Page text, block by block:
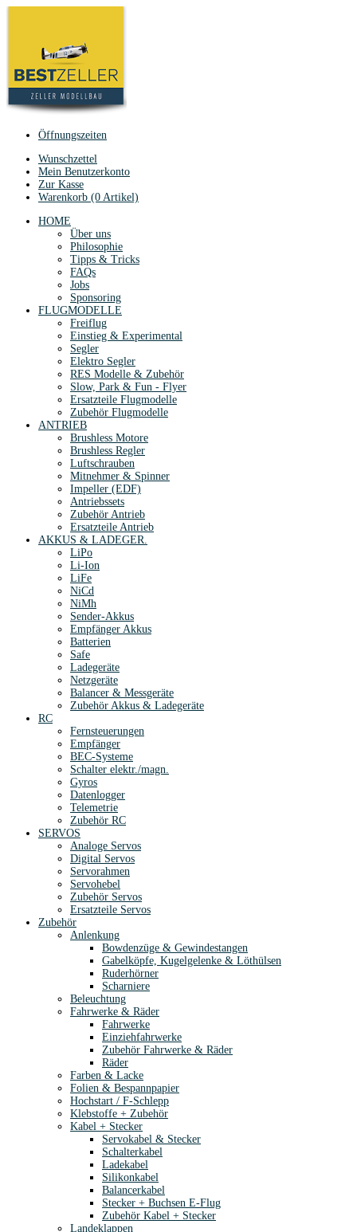
Öffnungszeiten
Wunschzettel
Mein Benutzerkonto
Zur Kasse
Warenkorb (0 Artikel)
HOME
Über uns
Philosophie
Tipps & Tricks
FAQs
Jobs
Sponsoring
FLUGMODELLE
Freiflug
Einstieg & Experimental
Segler
Elektro Segler
RES Modelle & Zubehör
Slow, Park & Fun - Flyer
Ersatzteile Flugmodelle
Zubehör Flugmodelle
ANTRIEB
Brushless Motore
Brushless Regler
Luftschrauben
Mitnehmer & Spinner
Impeller (EDF)
Antriebssets
Zubehör Antrieb
Ersatzteile Antrieb
AKKUS & LADEGER.
LiPo
Li-Ion
LiFe
NiCd
NiMh
Sender-Akkus
Empfänger Akkus
Batterien
Safe
Ladegeräte
Netzgeräte
Balancer & Messgeräte
Zubehör Akkus & Ladegeräte
RC
Fernsteuerungen
Empfänger
BEC-Systeme
Schalter elektr./magn.
Gyros
Datenlogger
Telemetrie
Zubehör RC
SERVOS
Analoge Servos
Digital Servos
Servorahmen
Servohebel
Zubehör Servos
Ersatzteile Servos
Zubehör
Anlenkung
Bowdenzüge & Gewindestangen
Gabelköpfe, Kugelgelenke & Löthülsen
Ruderhörner
Scharniere
Beleuchtung
Fahrwerke & Räder
Fahrwerke
Einziehfahrwerke
Zubehör Fahrwerke & Räder
Räder
Farben & Lacke
Folien & Bespannpapier
Hochstart / F-Schlepp
Klebstoffe + Zubehör
Kabel + Stecker
Servokabel & Stecker
Schalterkabel
Ladekabel
Silikonkabel
Balancerkabel
Stecker + Buchsen E-Flug
Zubehör Kabel + Stecker
Landeklappen